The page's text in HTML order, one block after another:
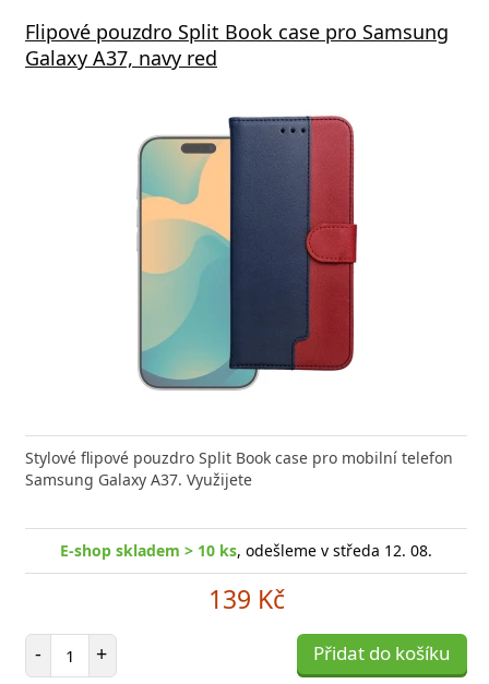
Flipové pouzdro Split Book case pro Samsung
Galaxy A37, navy red
Stylové flipové pouzdro Split Book case pro mobilní telefon
Samsung Galaxy A37. Využijete
E-shop skladem > 10 ks, odešleme v středa 12. 08.
139 Kč
- Počet položek
+ Přidat do košíku